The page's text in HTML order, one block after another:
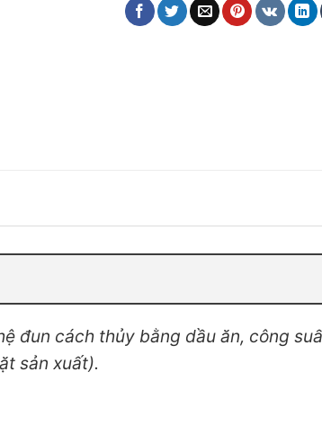
đun cách thủy bằng dầu ăn, công
sản xuất).